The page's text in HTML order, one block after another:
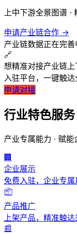
行业门户聚焦产业链
首页
军工行业供应
汇聚军工产业链优质
上中下游全景图谱 ·
申请产业链合作 →
产业链数据正在完善
🔗
想精准对接产业链上
入驻平台，一键触
申请对接
行业特色服务
产业专属能力 · 赋
🏢
企业展示
免费入驻，企业专属
📦
产品推广
上架产品，精准触达
📰